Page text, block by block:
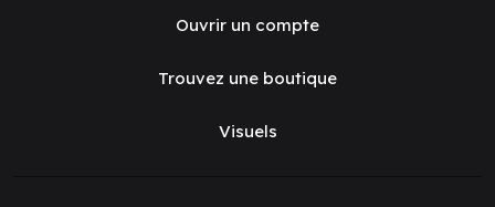
Ouvrir un compte
Trouvez une boutique
Visuels